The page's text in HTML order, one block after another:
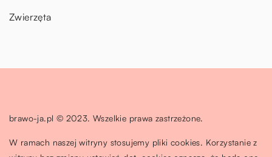
Zwierzęta
brawo-ja.pl © 2023. Wszelkie prawa zastrzeżone.
W ramach naszej witryny stosujemy pliki cookies. Korzystanie z